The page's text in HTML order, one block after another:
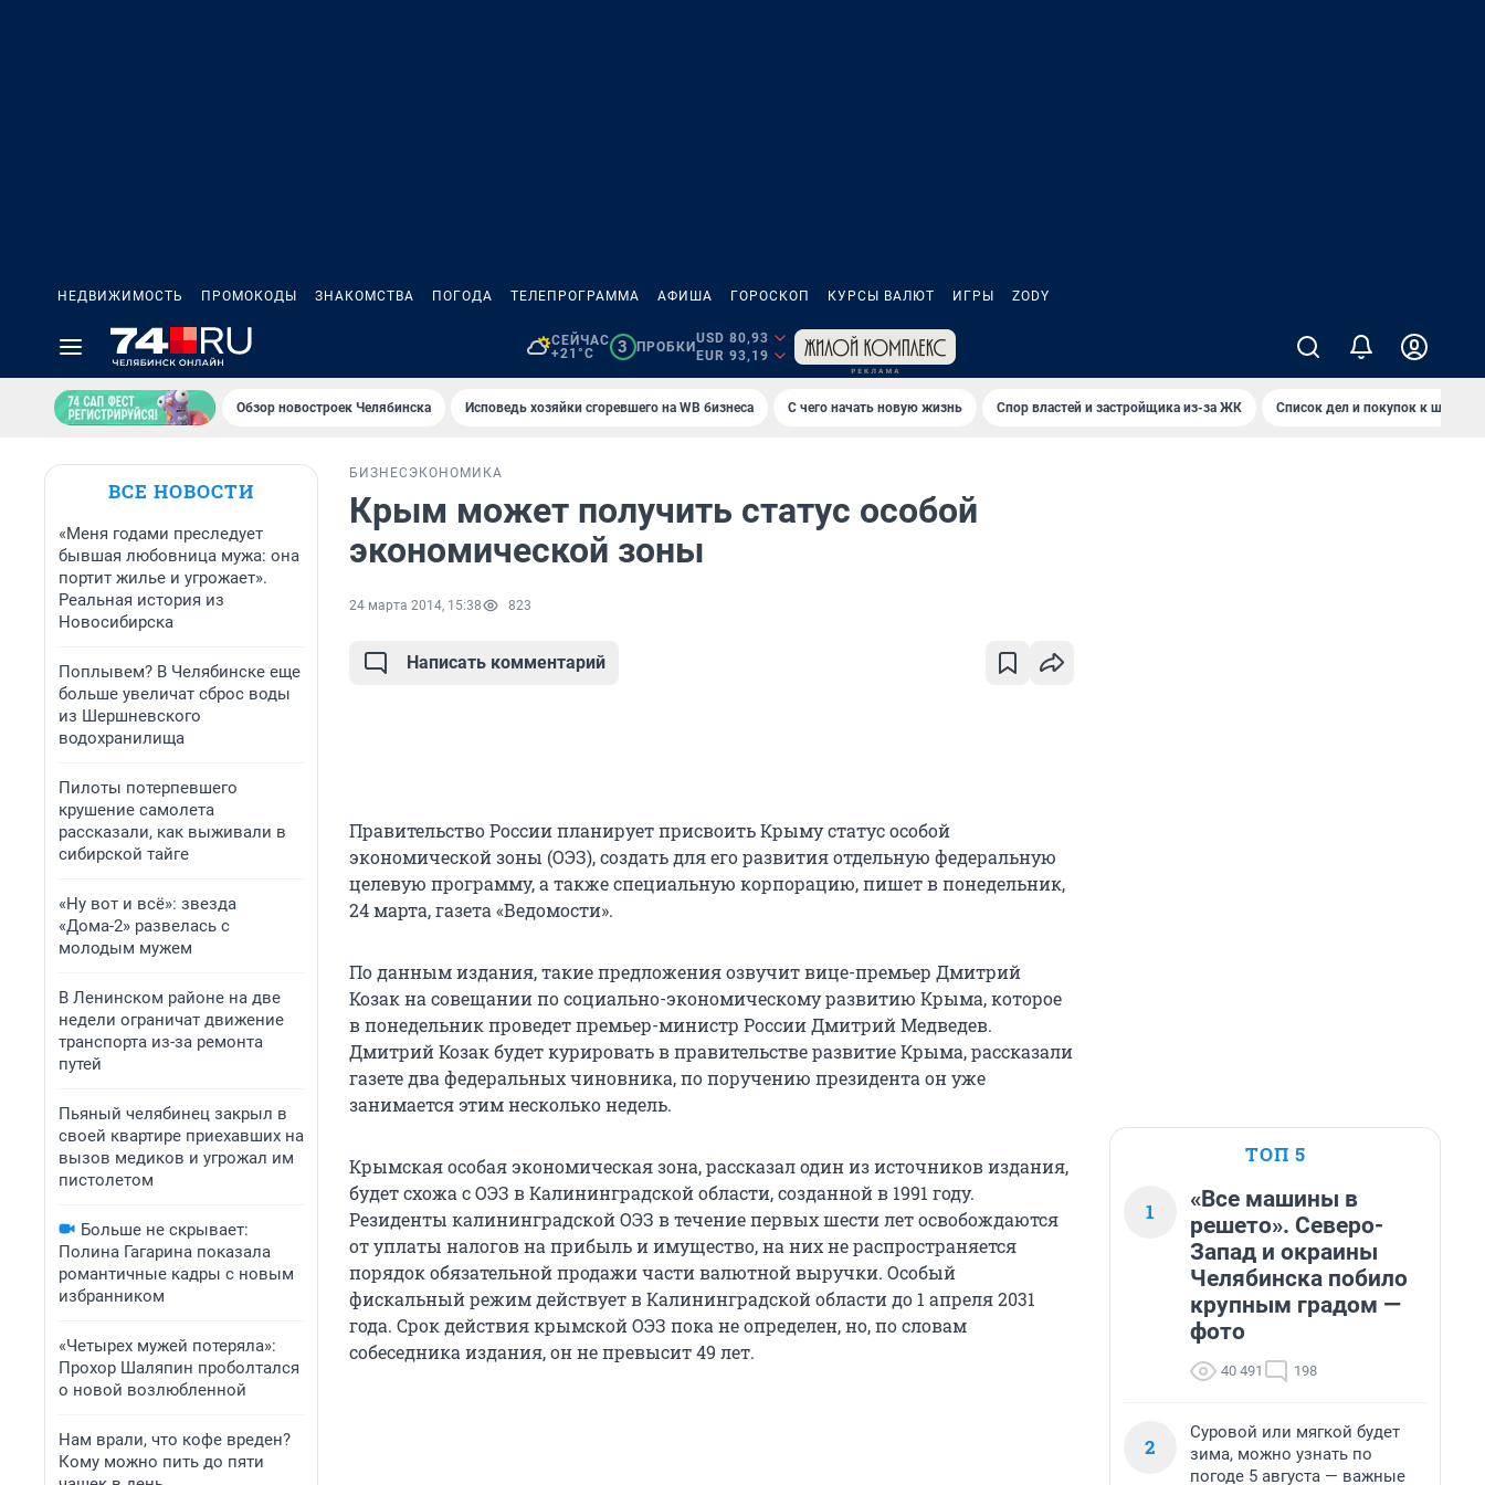
НЕДВИЖИМОСТЬ ПРОМОКОДЫ ЗНАКОМСТВА ПОГОДА ТЕЛЕПРОГРАММА АФИША ГОРОСКОП КУРСЫ ВАЛЮТ ИГРЫ ZODY
СЕЙЧАС
+21°C
3 ПРОБКИ
USD 80,93
EUR 93,19
Обзор новостроек Челябинска Исповедь хозяйки сгоревшего на WB бизнеса С чего начать новую жизнь Спор властей и застройщика из-за ЖК Список дел и покупок к школе
ВСЕ НОВОСТИ
«Меня годами преследует
бывшая любовница мужа: она
портит жилье и угрожает».
Реальная история из
Новосибирска
Поплывем? В Челябинске еще
больше увеличат сброс воды
из Шершневского
водохранилища
Пилоты потерпевшего
крушение самолета
рассказали, как выживали в
сибирской тайге
«Ну вот и всё»: звезда
«Дома-2» развелась с
молодым мужем
В Ленинском районе на две
недели ограничат движение
транспорта из-за ремонта
путей
Пьяный челябинец закрыл в
своей квартире приехавших на
вызов медиков и угрожал им
пистолетом
Больше не скрывает:
Полина Гагарина показала
романтичные кадры с новым
избранником
«Четырех мужей потеряла»:
Прохор Шаляпин проболтался
о новой возлюбленной
Нам врали, что кофе вреден?
Кому можно пить до пяти
БИЗНЕС ЭКОНОМИКА
Крым может получить статус особой
экономической зоны
24 марта 2014, 15:38 823
Написать комментарий
Правительство России планирует присвоить Крыму статус особой
экономической зоны (ОЭЗ), создать для его развития отдельную федеральную
целевую программу, а также специальную корпорацию, пишет в понедельник,
24 марта, газета «Ведомости».
По данным издания, такие предложения озвучит вице-премьер Дмитрий
Козак на совещании по социально-экономическому развитию Крыма, которое
в понедельник проведет премьер-министр России Дмитрий Медведев.
Дмитрий Козак будет курировать в правительстве развитие Крыма, рассказали
газете два федеральных чиновника, по поручению президента он уже
занимается этим несколько недель.
Крымская особая экономическая зона, рассказал один из источников издания,
будет схожа с ОЭЗ в Калининградской области, созданной в 1991 году.
Резиденты калининградской ОЭЗ в течение первых шести лет освобождаются
от уплаты налогов на прибыль и имущество, на них не распространяется
порядок обязательной продажи части валютной выручки. Особый
фискальный режим действует в Калининградской области до 1 апреля 2031
года. Срок действия крымской ОЭЗ пока не определен, но, по словам
собеседника издания, он не превысит 49 лет.
ТОП 5
1
«Все машины в
решето». Северо-
Запад и окраины
Челябинска побило
крупным градом —
фото
40 491 198
2
Суровой или мягкой будет
зима, можно узнать по
погоде 5 августа — важные